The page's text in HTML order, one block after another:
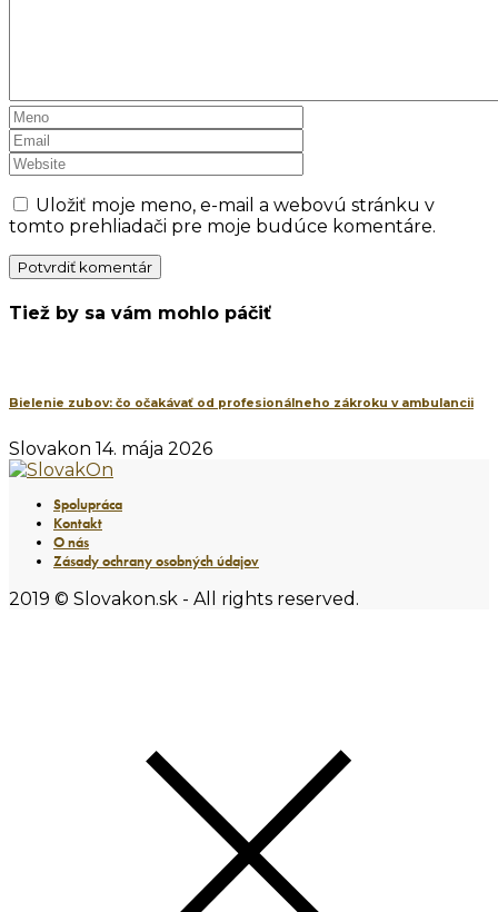
Uložiť moje meno, e-mail a webovú stránku v
tomto prehliadači pre moje budúce komentáre.
Tiež by sa vám mohlo páčiť
Bielenie zubov: čo očakávať od profesionálneho zákroku v ambulancii
Slovakon 14. mája 2026
Spolupráca
Kontakt
O nás
Zásady ochrany osobných údajov
2019 © Slovakon.sk - All rights reserved.